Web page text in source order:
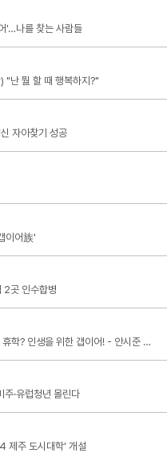
'…나를 찾는 사람들
"난 뭘 할 때 행복하지?"
자아찾기 성공
이어族'
2곳 인수합병
CBS 세상을 바꾸는 시간, 15분ㅣ스펙을 위한 휴학? 인생을 위한 갭이어! - 안시준 한국갭이어 대표
·유럽청년 몰린다
제주 도시대학' 개설